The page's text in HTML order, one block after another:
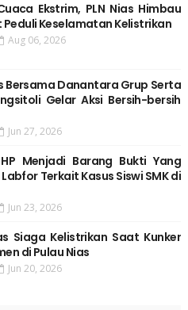
Ekstrim, PLN Nias Himbau
Keselamatan Kelistrikan
Aug 06, 2026
Bersama Danantara Grup Serta
Gelar Aksi Bersih-bersih
Jun 27, 2026
Menjadi Barang Bukti Yang
Terkait Kasus Siswi SMK di
Jun 23, 2026
Siaga Kelistrikan Saat Kunker
di Pulau Nias
Jun 20, 2026